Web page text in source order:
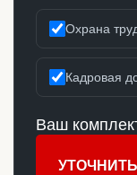
Охрана
Кадровая
Ваш